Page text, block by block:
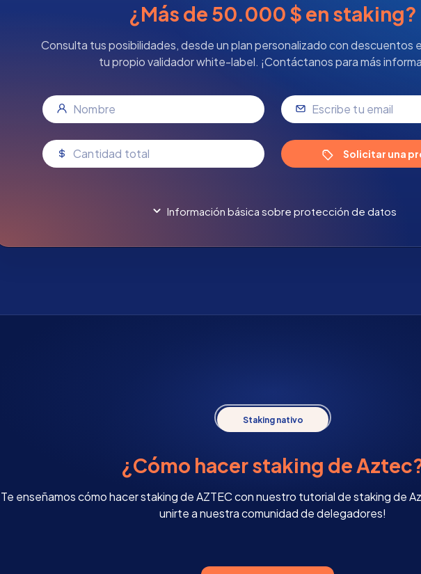
¿Más de 50.000 $ en staking?
Consulta tus posibilidades, desde un plan personalizado con descuentos
tu propio validador white-label. ¡Contáctanos para más
Solicitar una
Información básica sobre protección de datos
Staking nativo
¿Cómo hacer staking de
Te enseñamos cómo hacer staking de AZTEC con nuestro tutorial de staking de
unirte a nuestra comunidad de delegadores!